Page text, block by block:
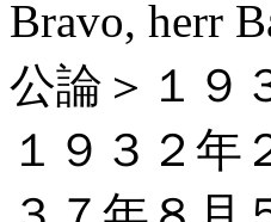
Bravo, herr
公論＞１９
１９３２年